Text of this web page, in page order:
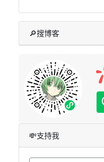
🔎搜博客
💸支持我